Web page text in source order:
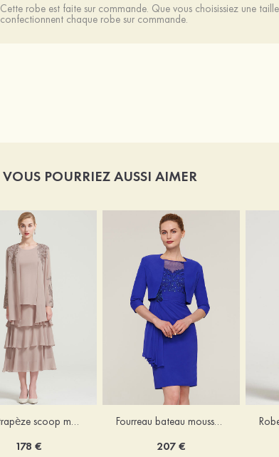
Cette robe est faite sur commande. Que vous choisissiez une
confectionnent chaque robe sur commande.
VOUS POURRIEZ AUSSI AIMER
Robe trapèze scoop mousseline longueur mollet robe de mère de la mariée avec appliqué volants veste
178 €
Fourreau bateau mousseline longueur genou robe de mère de la mariée avec appliqué perle plissé veste
207 €